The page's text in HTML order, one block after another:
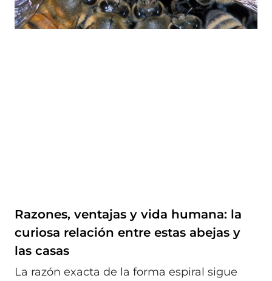
Razones, ventajas y vida humana: la
curiosa relación entre estas abejas y
las casas
La razón exacta de la forma espiral sigue